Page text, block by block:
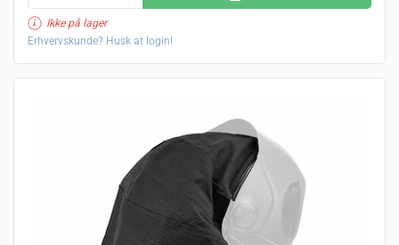
Ikke på lager
Erhvervskunde? Husk at login!